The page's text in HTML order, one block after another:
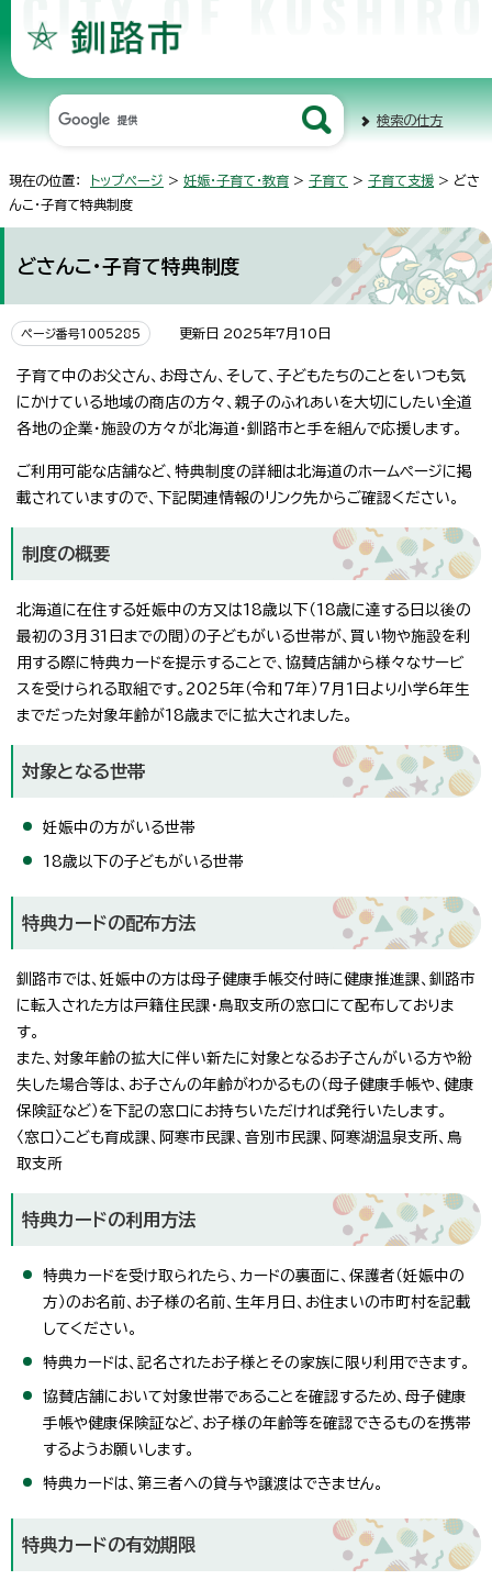
検索の仕方
現在の位置： トップページ > 妊娠・子育て・教育 > 子育て > 子育て支援 > どさ
んこ・子育て特典制度
どさんこ・子育て特典制度
ページ番号1005285 更新日 2025年7月10日
子育て中のお父さん、お母さん、そして、子どもたちのことをいつも気
にかけている地域の商店の方々、親子のふれあいを大切にしたい全道
各地の企業・施設の方々が北海道・釧路市と手を組んで応援します。
ご利用可能な店舗など、特典制度の詳細は北海道のホームページに掲
載されていますので、下記関連情報のリンク先からご確認ください。
制度の概要
北海道に在住する妊娠中の方又は18歳以下（18歳に達する日以後の
最初の3月31日までの間）の子どもがいる世帯が、買い物や施設を利
用する際に特典カードを提示することで、協賛店舗から様々なサービ
スを受けられる取組です。2025年（令和7年）7月1日より小学6年生
までだった対象年齢が18歳までに拡大されました。
対象となる世帯
妊娠中の方がいる世帯
18歳以下の子どもがいる世帯
特典カードの配布方法
釧路市では、妊娠中の方は母子健康手帳交付時に健康推進課、釧路市
に転入された方は戸籍住民課・鳥取支所の窓口にて配布しておりま
す。
また、対象年齢の拡大に伴い新たに対象となるお子さんがいる方や紛
失した場合等は、お子さんの年齢がわかるもの（母子健康手帳や、健康
保険証など）を下記の窓口にお持ちいただければ発行いたします。
〈窓口〉こども育成課、阿寒市民課、音別市民課、阿寒湖温泉支所、鳥
取支所
特典カードの利用方法
特典カードを受け取られたら、カードの裏面に、保護者（妊娠中の
方）のお名前、お子様の名前、生年月日、お住まいの市町村を記載
してください。
特典カードは、記名されたお子様とその家族に限り利用できます。
協賛店舗において対象世帯であることを確認するため、母子健康
手帳や健康保険証など、お子様の年齢等を確認できるものを携帯
するようお願いします。
特典カードは、第三者への貸与や譲渡はできません。
特典カードの有効期限